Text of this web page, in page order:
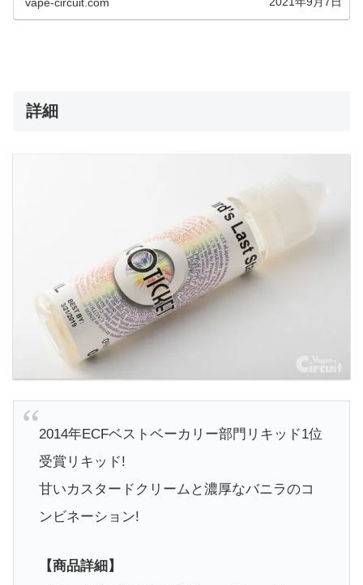
vape-circuit.com
詳細
2014年ECFベストベーカリー部門リキッド1位
受賞リキッド!
甘いカスタードクリームと濃厚なバニラのコ
ンビネーション!
【商品詳細】